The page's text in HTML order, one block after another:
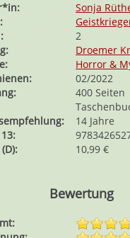
Sonja
2
Droemer
Horror &
02/2022
400 Seiten
14 Jahre
10,99 €
Bewertung